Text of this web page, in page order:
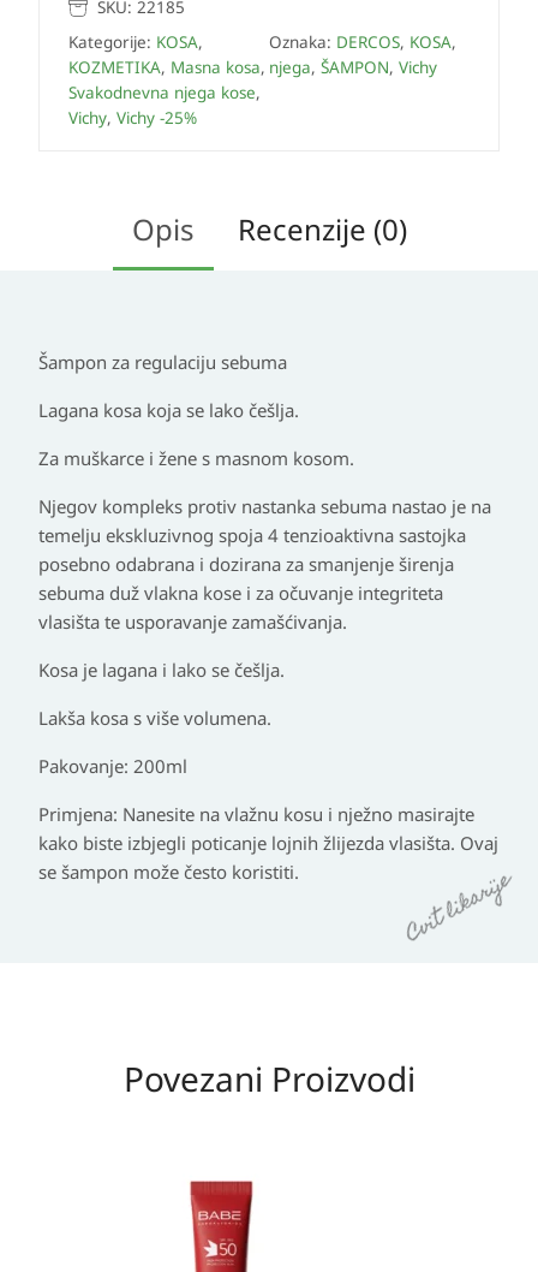
SKU: 22185
Kategorije: KOSA,
KOZMETIKA, Masna kosa,
Svakodnevna njega kose,
Vichy, Vichy -25%
Oznaka: DERCOS, KOSA,
njega, ŠAMPON, Vichy
Opis Recenzije (0)
Šampon za regulaciju sebuma
Lagana kosa koja se lako češlja.
Za muškarce i žene s masnom kosom.
Njegov kompleks protiv nastanka sebuma nastao je na
temelju ekskluzivnog spoja 4 tenzioaktivna sastojka
posebno odabrana i dozirana za smanjenje širenja
sebuma duž vlakna kose i za očuvanje integriteta
vlasišta te usporavanje zamašćivanja.
Kosa je lagana i lako se češlja.
Lakša kosa s više volumena.
Pakovanje: 200ml
Primjena: Nanesite na vlažnu kosu i nježno masirajte
kako biste izbjegli poticanje lojnih žlijezda vlasišta. Ovaj
se šampon može često koristiti.
Povezani Proizvodi